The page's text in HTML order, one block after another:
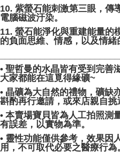
10. 紫螢石能刺激第三眼，傳
電腦磁波汙染。
11. 螢石能淨化與重建能量的
的負面思維、情感，以及情緒
• 聖哲曼的水晶皆有受到完善
大家都能在這覓得緣礦~
• 晶礦為大自然的禮物，礦缺
斟酌再行邀請，或來店親自
• 本賣場寶貝皆為人工拍照測
有誤差，以實物為準。
• 靈性功能僅供參考，效果因
用，不可取代必要之醫療行為